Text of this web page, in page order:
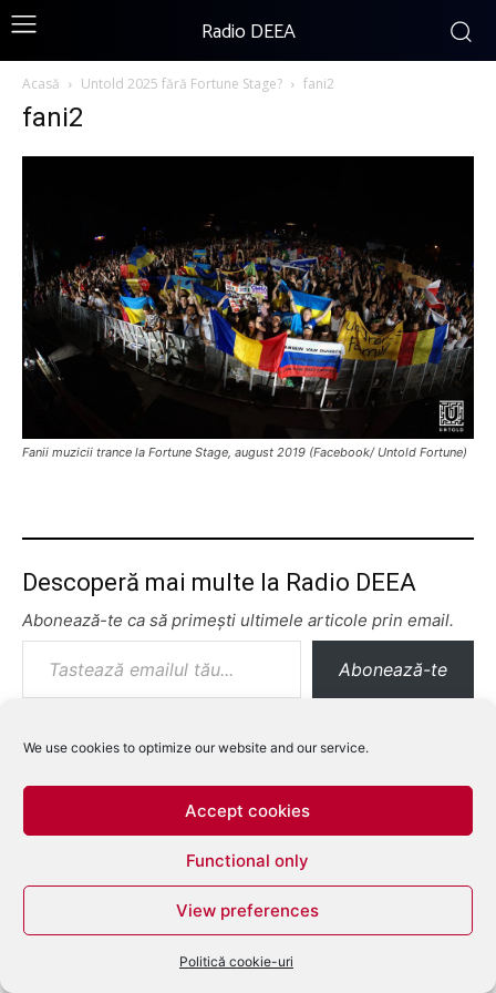
We use cookies to optimize our website and our service.
Accept cookies
Functional only
View preferences
Politică cookie-uri
Radio DEEA
Acasă Untold 2025 fără Fortune Stage? fani2
fani2
Fanii muzicii trance la Fortune Stage, august 2019 (Facebook/ Untold Fortune)
Descoperă mai multe la Radio DEEA
Abonează-te ca să primești ultimele articole prin email.
Tastează emailul tău...
Abonează-te